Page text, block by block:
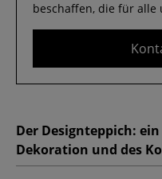
beschaffen, die für alle
Der Designteppich:
Dekoration und des